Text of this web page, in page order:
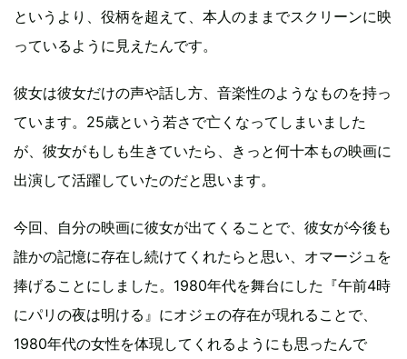
というより、役柄を超えて、本人のままでスクリーンに映
っているように見えたんです。
彼女は彼女だけの声や話し方、音楽性のようなものを持っ
ています。25歳という若さで亡くなってしまいました
が、彼女がもしも生きていたら、きっと何十本もの映画に
出演して活躍していたのだと思います。
今回、自分の映画に彼女が出てくることで、彼女が今後も
誰かの記憶に存在し続けてくれたらと思い、オマージュを
捧げることにしました。1980年代を舞台にした『午前4時
にパリの夜は明ける』にオジェの存在が現れることで、
1980年代の女性を体現してくれるようにも思ったんで